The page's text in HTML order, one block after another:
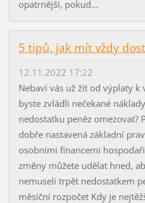
opatrnější, pokud...
5 tipů, jak mít vždy
12.11.2022 17:22
Nebaví vás už žít od výplaty k
byste zvládli nečekané
nedostatku peněz omezovat?
dobře nastavená základní
osobními financemi
změny můžete udělat hned,
nemuseli trpět nedostatkem
měsíční rozpočet Kdy je